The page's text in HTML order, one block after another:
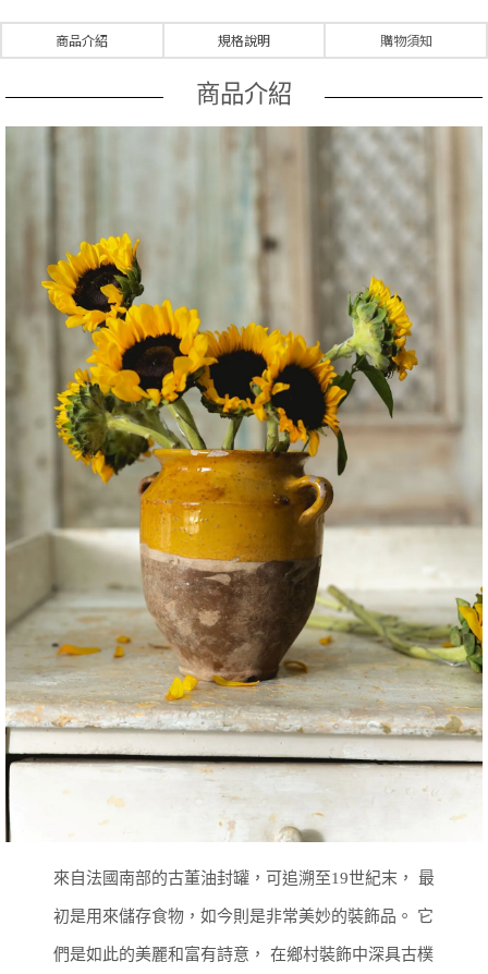
商品介紹 規格說明 購物須知
商品介紹
來自法國南部的古董油封罐，可追溯至19世紀末， 最
初是用來儲存食物，如今則是非常美妙的裝飾品。 它
們是如此的美麗和富有詩意， 在鄉村裝飾中深具古樸